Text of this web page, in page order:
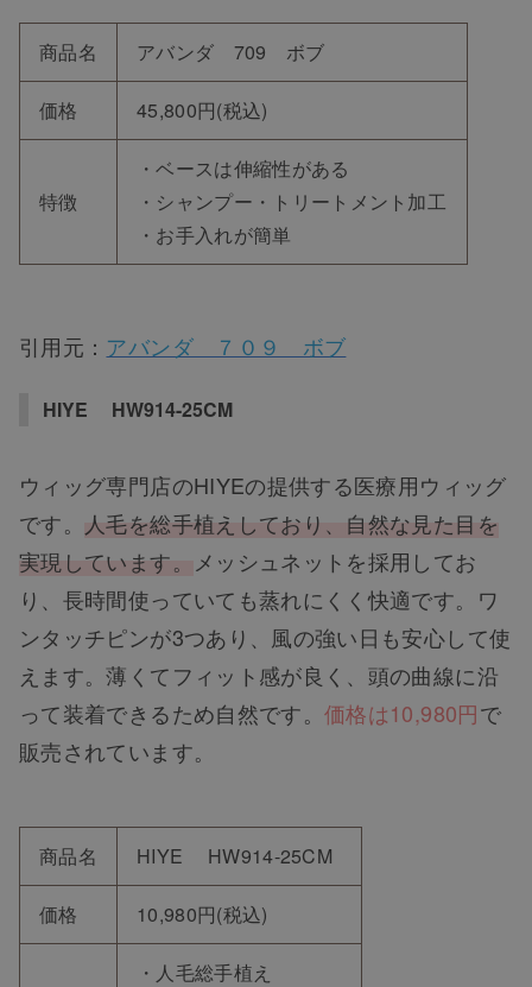
商品名 アバンダ 709 ボブ
価格 45,800円(税込)
特徴
・ベースは伸縮性がある
・シャンプー・トリートメント加工
・お手入れが簡単
引用元： アバンダ ７０９ ボブ
HIYE HW914-25CM
ウィッグ専門店のHIYEの提供する医療用ウィッグ
です。
人毛を総手植えしており、自然な見た目を
実現しています。
メッシュネットを採用してお
り、長時間使っていても蒸れにくく快適です。ワ
ンタッチピンが3つあり、風の強い日も安心して使
えます。薄くてフィット感が良く、頭の曲線に沿
って装着できるため自然です。価格は10,980円で
販売されています。
商品名 HIYE HW914-25CM
価格 10,980円(税込)
・人毛総手植え